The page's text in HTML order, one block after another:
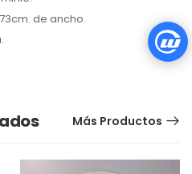
de ancho.
Más Productos